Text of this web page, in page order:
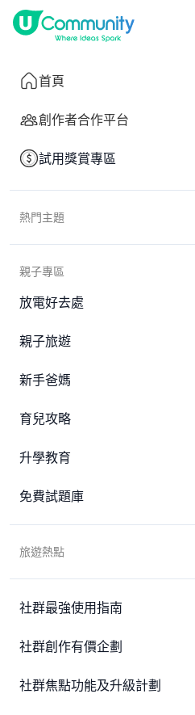
首頁
創作者合作平台
試用獎賞專區
熱門主題
親子專區
放電好去處
親子旅遊
新手爸媽
育兒攻略
升學教育
免費試題庫
旅遊熱點
社群最強使用指南
社群創作有價企劃
社群焦點功能及升級計劃